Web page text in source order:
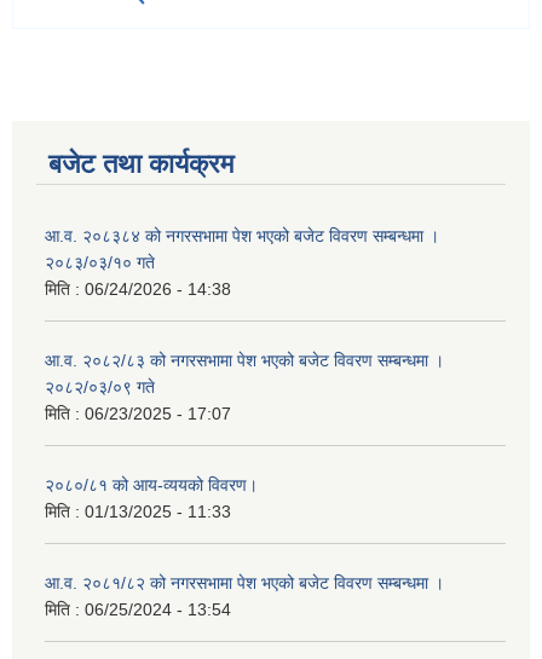
बजेट तथा कार्यक्रम
आ.व. २०८३८४ को नगरसभामा पेश भएको बजेट विवरण सम्बन्धमा ।
२०८३/०३/१० गते
मिति : 06/24/2026 - 14:38
आ.व. २०८२/८३ को नगरसभामा पेश भएको बजेट विवरण सम्बन्धमा ।
२०८२/०३/०९ गते
मिति : 06/23/2025 - 17:07
२०८०/८१ को आय-व्ययको विवरण।
मिति : 01/13/2025 - 11:33
आ.व. २०८१/८२ को नगरसभामा पेश भएको बजेट विवरण सम्बन्धमा ।
मिति : 06/25/2024 - 13:54